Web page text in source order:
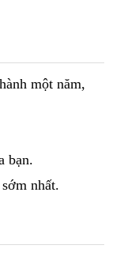
một năm,
bạn.
nhất.